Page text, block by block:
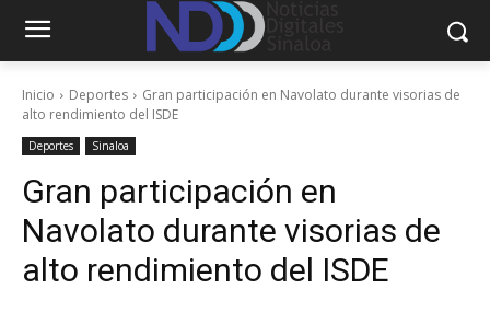
Inicio Deportes
Gran participación en Navolato durante visorias de
alto rendimiento del ISDE
Deportes Sinaloa
Gran participación en
Navolato durante visorias de
alto rendimiento del ISDE